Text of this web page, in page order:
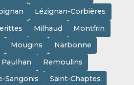
Lézignan-Corbières
Milhaud
Montfrin
Mougins
Narbonne
Paulhan
Remoulins
Sangonis
Saint-Chaptes